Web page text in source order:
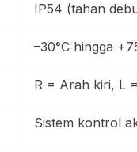
IP54 (tahan
–30°C hingga
R = Arah kiri, L
Sistem kontrol